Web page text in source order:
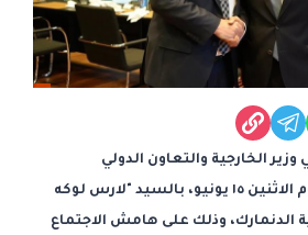
الخارجية والتعاون الدولي
والمصريين بالخارج، يوم الاثنين ١٥ يونيو، بالسيد "لارس لوكه
الدنمارك، وذلك على هامش الاجتماع